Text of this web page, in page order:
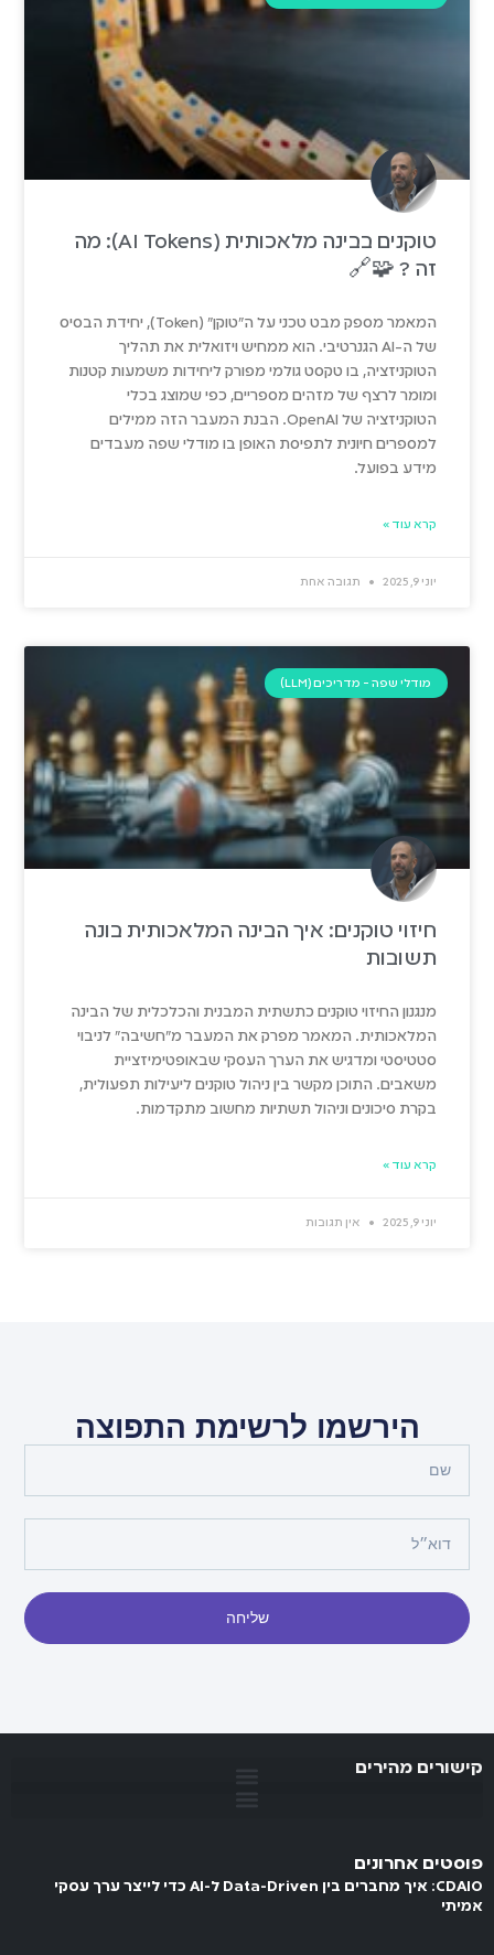
טוקנים בבינה מלאכותית (AI Tokens): מה
זה ? 🧩🔗
המאמר מספק מבט טכני על ה"טוקן" (Token), יחידת הבסיס
של ה-AI הגנרטיבי. הוא ממחיש ויזואלית את תהליך
הטוקניזציה, בו טקסט גולמי מפורק ליחידות משמעות קטנות
ומומר לרצף של מזהים מספריים, כפי שמוצג בכלי
הטוקניזציה של OpenAI. הבנת המעבר הזה ממילים
למספרים חיונית לתפיסת האופן בו מודלי שפה מעבדים
מידע בפועל.
קרא עוד »
יוני 9, 2025 תגובה אחת
מודלי שפה - מדריכים (LLM)
חיזוי טוקנים: איך הבינה המלאכותית בונה
תשובות
מנגנון החיזוי טוקנים כתשתית המבנית והכלכלית של הבינה
המלאכותית. המאמר מפרק את המעבר מ"חשיבה" לניבוי
סטטיסטי ומדגיש את הערך העסקי שבאופטימיזציית
משאבים. התוכן מקשר בין ניהול טוקנים ליעילות תפעולית,
בקרת סיכונים וניהול תשתיות מחשוב מתקדמות.
קרא עוד »
יוני 9, 2025 אין תגובות
הירשמו לרשימת התפוצה
שליחה
קישורים מהירים
פוסטים אחרונים
CDAIO: איך מחברים בין Data-Driven ל-AI כדי לייצר ערך עסקי
אמיתי